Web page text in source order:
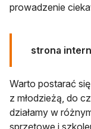
prowadzenie
strona
Warto postarać
z młodzieżą, do
działamy w